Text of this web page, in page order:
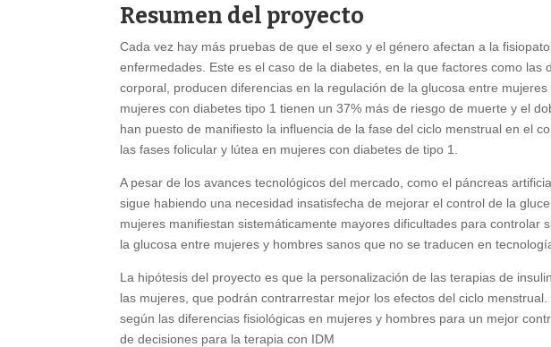
Resumen del proyecto
Cada vez hay más pruebas de que el sexo y el género afectan a la
enfermedades. Este es el caso de la diabetes, en la que factores como
corporal, producen diferencias en la regulación de la glucosa entre
mujeres con diabetes tipo 1 tienen un 37% más de riesgo de muerte y el
han puesto de manifiesto la influencia de la fase del ciclo menstrual en el
las fases folicular y lútea en mujeres con diabetes de tipo 1.
A pesar de los avances tecnológicos del mercado, como el páncreas
sigue habiendo una necesidad insatisfecha de mejorar el control de la
mujeres manifiestan sistemáticamente mayores dificultades para
la glucosa entre mujeres y hombres sanos que no se traducen en
La hipótesis del proyecto es que la personalización de las terapias de
las mujeres, que podrán contrarrestar mejor los efectos del ciclo
según las diferencias fisiológicas en mujeres y hombres para un mejor
de decisiones para la terapia con IDM